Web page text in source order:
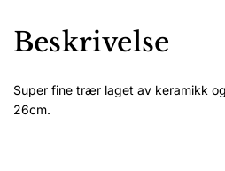
Beskrivelse
Super fine trær laget av keramikk
26cm.